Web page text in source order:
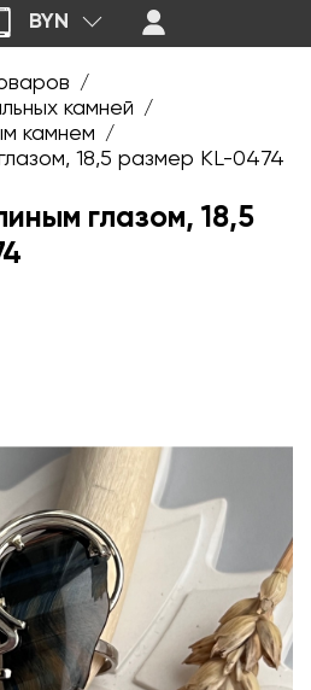
BYN
/
камней /
камнем /
18,5 размер KL-0474
глазом, 18,5